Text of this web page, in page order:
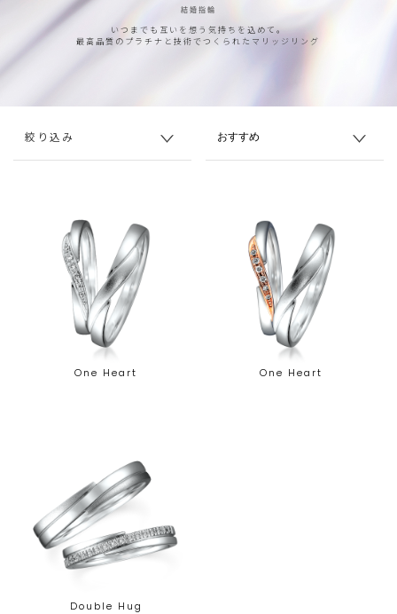
結婚指輪
いつまでも互いを想う気持ちを込めて。
最高品質のプラチナと技術でつくられたマリッジリング
絞り込み
One Heart One Heart
Double Hug